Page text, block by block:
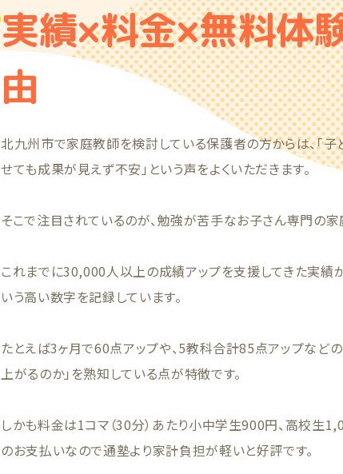
実績×料金×無料体
由
北九州市で家庭教師を検討している保護者の方からは、「子
せても成果が見えず不安」という声をよくいただきます。
そこで注目されているのが、勉強が苦手なお子さん専門の家
これまでに30,000人以上の成績アップを支援してきた実
いう高い数字を記録しています。
たとえば3ヶ月で60点アップや、5教科合計85点アップなど
上がるのか」を熟知している点が特徴です。
しかも料金は1コマ（30分）あたり小中学生900円、高校生
のお支払いなので通塾より家計負担が軽いと好評です。